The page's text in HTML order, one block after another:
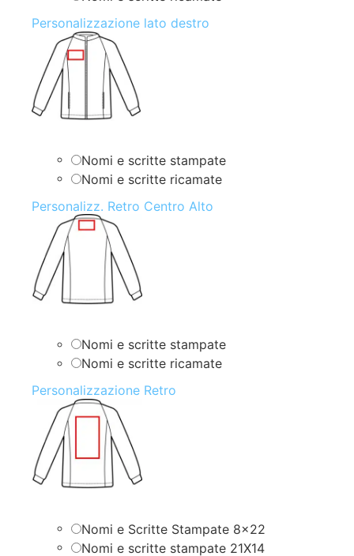
Personalizzazione lato destro
Nomi e scritte stampate
Nomi e scritte ricamate
Personalizz. Retro Centro Alto
Nomi e scritte stampate
Nomi e scritte ricamate
Personalizzazione Retro
Nomi e Scritte Stampate 8×22
Nomi e scritte stampate 21X14